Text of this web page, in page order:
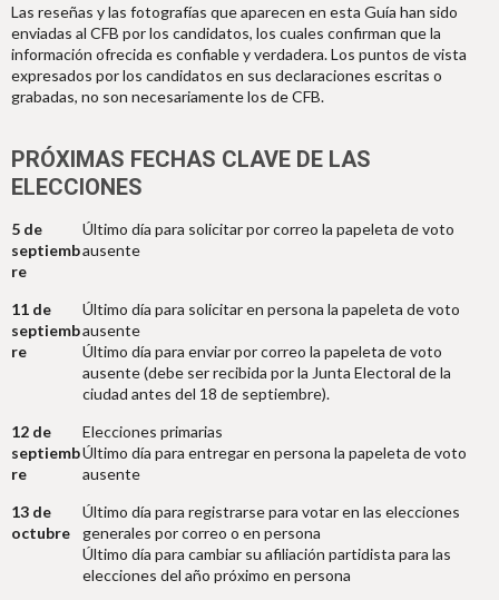
Las reseñas y las fotografías que aparecen en esta Guía han sido
enviadas al CFB por los candidatos, los cuales confirman que la
información ofrecida es confiable y verdadera. Los puntos de vista
expresados por los candidatos en sus declaraciones escritas o
grabadas, no son necesariamente los de CFB.
PRÓXIMAS FECHAS CLAVE DE LAS
ELECCIONES
5 de
septiemb
re
Último día para solicitar por correo la papeleta de voto
ausente
11 de
septiemb
re
Último día para solicitar en persona la papeleta de voto
ausente
Último día para enviar por correo la papeleta de voto
ausente (debe ser recibida por la Junta Electoral de la
ciudad antes del 18 de septiembre).
12 de
septiemb
re
Elecciones primarias
Último día para entregar en persona la papeleta de voto
ausente
13 de
octubre
Último día para registrarse para votar en las elecciones
generales por correo o en persona
Último día para cambiar su afiliación partidista para las
elecciones del año próximo en persona